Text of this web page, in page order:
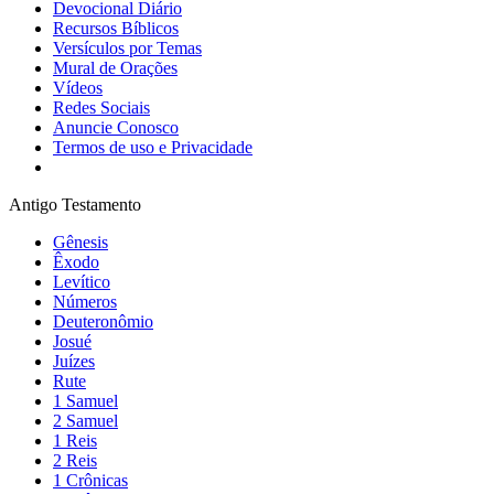
Devocional Diário
Recursos Bíblicos
Versículos por Temas
Mural de Orações
Vídeos
Redes Sociais
Anuncie Conosco
Termos de uso e Privacidade
Antigo Testamento
Gênesis
Êxodo
Levítico
Números
Deuteronômio
Josué
Juízes
Rute
1 Samuel
2 Samuel
1 Reis
2 Reis
1 Crônicas